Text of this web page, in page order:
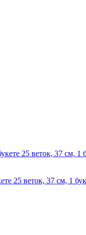
25 веток, 37 см, 1